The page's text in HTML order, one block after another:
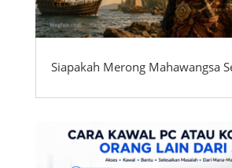
Siapakah Merong Mahawangsa